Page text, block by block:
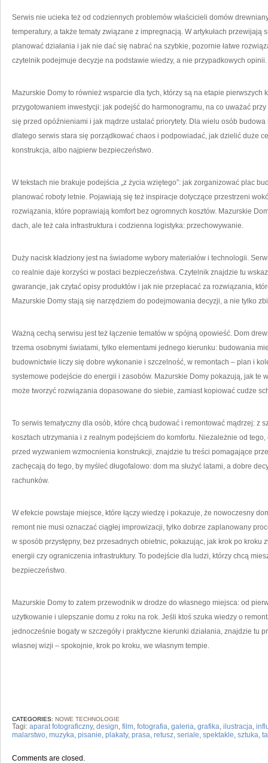
Serwis nie ucieka też od codziennych problemów właścicieli domów
temperatury, a także tematy związane z impregnacją. W artykułach przewijają
planować działania i jak nie dać się nabrać na szybkie, pozornie łatwe
czytelnik podejmuje decyzje na podstawie wiedzy, a nie przypadkowych opinii.
Mazurskie Domy to również wsparcie dla tych, którzy są na etapie pierwszych
przygotowaniem inwestycji: jak podejść do harmonogramu, na co uważać
się przed opóźnieniami i jak mądrze ustalać priorytety. Dla wielu osób
dlatego serwis stara się porządkować chaos i podpowiadać, jak dzielić duże
konstrukcja, albo najpierw bezpieczeństwo.
W tekstach nie brakuje podejścia „z życia wziętego”: jak zorganizować plac
planować roboty letnie. Pojawiają się też inspiracje dotyczące przestrzeni
rozwiązania, które poprawiają komfort bez ogromnych kosztów. Mazurskie
dach, ale też cała infrastruktura i codzienna logistyka: przechowywanie.
Duży nacisk kładziony jest na świadome wybory materiałów i technologii.
co realnie daje korzyści w postaci bezpieczeństwa. Czytelnik znajdzie tu
gwarancje, jak czytać opisy produktów i jak nie przepłacać za rozwiązania,
Mazurskie Domy stają się narzędziem do podejmowania decyzji, a nie tylko
Ważną cechą serwisu jest też łączenie tematów w spójną opowieść. Dom
trzema osobnymi światami, tylko elementami jednego kierunku: budowania
budownictwie liczy się dobre wykonanie i szczelność, w remontach – plan i
systemowe podejście do energii i zasobów. Mazurskie Domy pokazują, jak te
może tworzyć rozwiązania dopasowane do siebie, zamiast kopiować cudze
To serwis tematyczny dla osób, które chcą budować i remontować mądrzej: z
kosztach utrzymania i z realnym podejściem do komfortu. Niezależnie od
przed wyzwaniem wzmocnienia konstrukcji, znajdzie tu treści pomagające
zachęcają do tego, by myśleć długofalowo: dom ma służyć latami, a dobre
rachunków.
W efekcie powstaje miejsce, które łączy wiedzę i pokazuje, że nowoczesny
remont nie musi oznaczać ciągłej improwizacji, tylko dobrze zaplanowany
w sposób przystępny, bez przesadnych obietnic, pokazując, jak krok po kroku
energii czy ograniczenia infrastruktury. To podejście dla ludzi, którzy chcą
bezpieczeństwo.
Mazurskie Domy to zatem przewodnik w drodze do własnego miejsca: od
użytkowanie i ulepszanie domu z roku na rok. Jeśli ktoś szuka wiedzy o
jednocześnie bogaty w szczegóły i praktyczne kierunki działania, znajdzie tu
własnej wizji – spokojnie, krok po kroku, we własnym tempie.
CATEGORIES: NOWE TECHNOLOGIE
Tagi: aparat fotograficzny, design, film, fotografia, galeria, grafika, ilustracja,
malarstwo, muzyka, pisanie, plakaty, prasa, retusz, seriale, spektakle, sztuka,
Comments are closed.